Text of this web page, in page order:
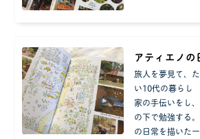
アティエノの
旅人を夢見て、
い10代の暮らし
家の手伝いをし
の下で勉強する
の日常を描いた一